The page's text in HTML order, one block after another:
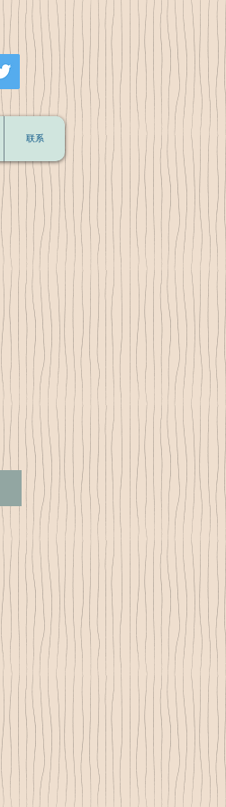
联系